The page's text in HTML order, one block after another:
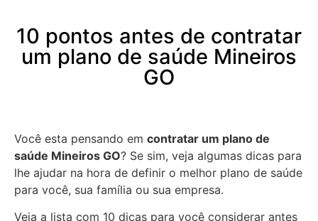
10 pontos antes de contratar
um plano de saúde Mineiros
GO
Você esta pensando em contratar um plano de
saúde Mineiros GO? Se sim, veja algumas dicas para
lhe ajudar na hora de definir o melhor plano de saúde
para você, sua família ou sua empresa.
Veja a lista com 10 dicas para você considerar antes